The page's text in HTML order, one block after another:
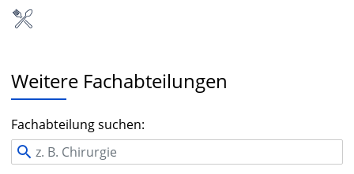
Weitere Fachabteilungen
Fachabteilung suchen: